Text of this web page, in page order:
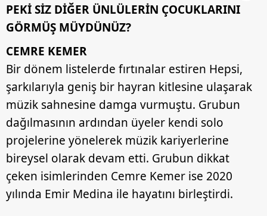
PEKİ SİZ DİĞER ÜNLÜLERİN ÇOCUKLARINI
GÖRMÜŞ MÜYDÜNÜZ?
CEMRE KEMER
Bir dönem listelerde fırtınalar estiren Hepsi,
şarkılarıyla geniş bir hayran kitlesine ulaşarak
müzik sahnesine damga vurmuştu. Grubun
dağılmasının ardından üyeler kendi solo
projelerine yönelerek müzik kariyerlerine
bireysel olarak devam etti. Grubun dikkat
çeken isimlerinden Cemre Kemer ise 2020
yılında Emir Medina ile hayatını birleştirdi.